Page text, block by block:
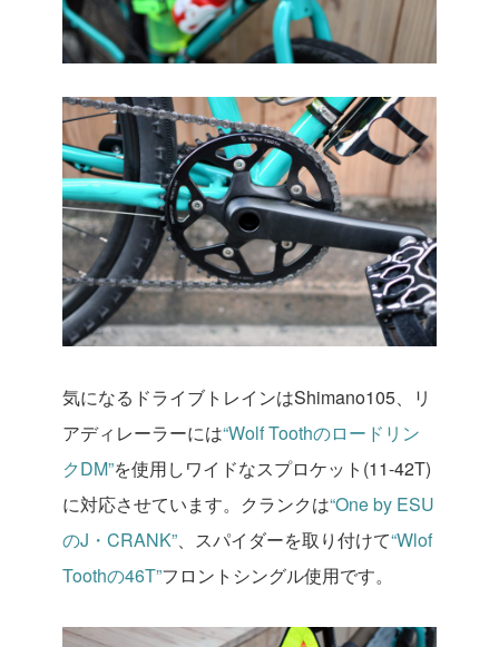
気になるドライブトレインはShimano105、リ
アディレーラーには“Wolf Toothのロードリン
クDM”を使用しワイドなスプロケット(11-42T)
に対応させています。クランクは“One by ESU
のJ・CRANK”、スパイダーを取り付けて“Wlof
Toothの46T”フロントシングル使用です。